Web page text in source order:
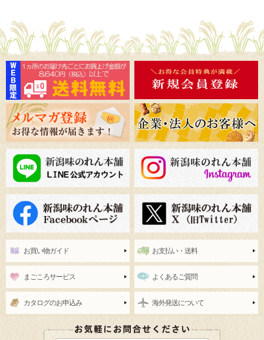
お買い物ガイド お支払い・送料
まごころサービス よくあるご質問
カタログのお申込み 海外発送について